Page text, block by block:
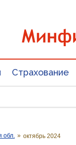
Страхование
обл. » октябрь 2024